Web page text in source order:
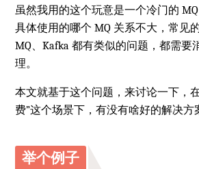
虽然我用的这个玩意是一个冷门的
具体使用的哪个 MQ 关系不大，常见
MQ、Kafka 都有类似的问题，都需要
理。
本文就基于这个问题，来讨论一下，
费”这个场景下，有没有啥好的解决方
举个例子